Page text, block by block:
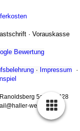
· Vorauskasse
Bewertung
· Impressum ·
5a · 84428
wein.de